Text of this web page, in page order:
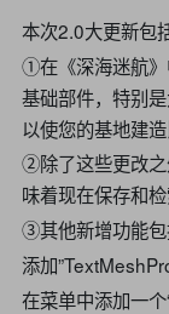
本次2.0大更新包括
①在《深海迷航》
基础部件，特别
以使您的基地建造
②除了这些更改之
味着现在保存和
③其他新增功能包
添加
在菜单中添加一